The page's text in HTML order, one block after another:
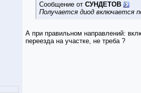
Сообщение от СУНДЕТОВ
Получается диод включается
А при правильном направлений:
переезда на участке, не треба ?